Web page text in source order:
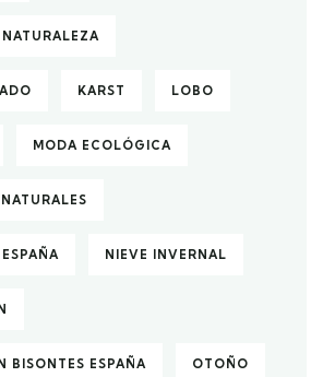
KARST LOBO
MODA ECOLÓGICA
NIEVE INVERNAL
BISONTES ESPAÑA OTOÑO